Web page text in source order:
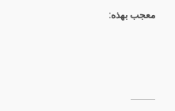
معجب بهذه: